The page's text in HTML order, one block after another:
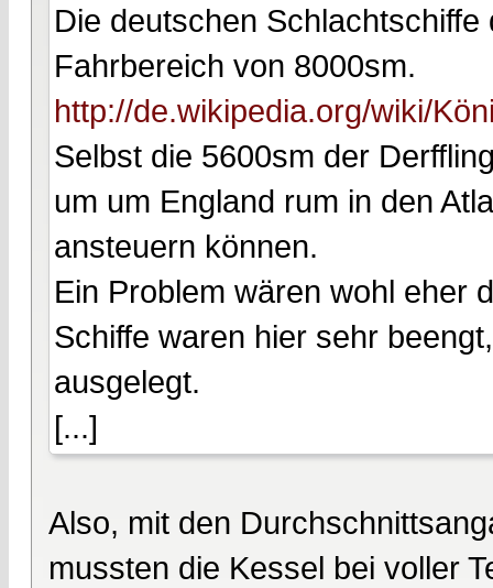
Die deutschen
Fahrbereich von 8000sm.
http://de.wikipedia.org/wiki/
Selbst die 5600sm der
um um England rum in den
ansteuern können.
Ein Problem wären wohl eher
Schiffe waren hier sehr
ausgelegt.
[...]
Also, mit den
mussten die Kessel bei voller